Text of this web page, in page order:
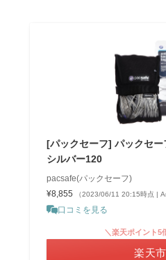
[パックセーフ] パックセ
シルバー120
pacsafe(パックセーフ)
¥8,855
（2023/06/11 20:15時点 |
口コミを見る
＼楽天ポイント5
楽天